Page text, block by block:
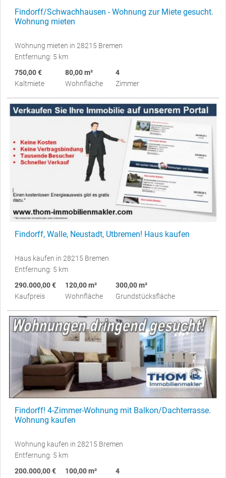
Findorff/Schwachhausen - Wohnung zur Miete gesucht.
Wohnung mieten
Wohnung mieten in 28215 Bremen
Entfernung: 5 km
750,00 €
Kaltmiete
80,00 m²
Wohnfläche
4
Zimmer
Findorff, Walle, Neustadt, Utbremen! Haus kaufen
Haus kaufen in 28215 Bremen
Entfernung: 5 km
290.000,00 €
Kaufpreis
120,00 m²
Wohnfläche
300,00 m²
Grundstücksfläche
Findorff! 4-Zimmer-Wohnung mit Balkon/Dachterrasse.
Wohnung kaufen
Wohnung kaufen in 28215 Bremen
Entfernung: 5 km
200.000,00 €
100,00 m² 4